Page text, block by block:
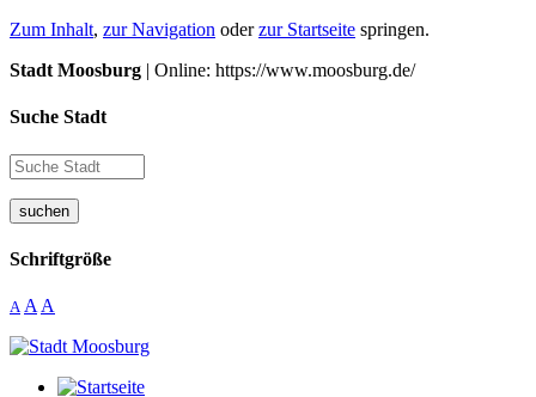
Zum Inhalt, zur Navigation oderzur Startseite springen.
Stadt Moosburg | Online: https://www.moosburg.de/
Suche Stadt
suchen
Schriftgröße
A A A